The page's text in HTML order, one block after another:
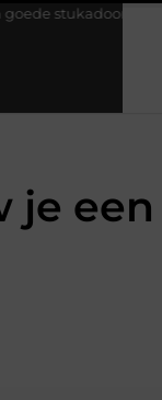
het werk
je